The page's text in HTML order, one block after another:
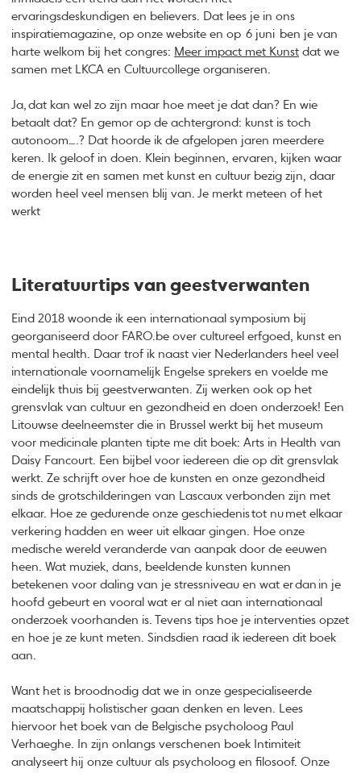
ervaringsdeskundigen en believers. Dat lees je in ons
inspiratiemagazine, op onze website en op 6 juni ben je van
harte welkom bij het congres: Meer impact met Kunst dat we
samen met LKCA en Cultuurcollege organiseren.
Ja, dat kan wel zo zijn maar hoe meet je dat dan? En wie
betaalt dat? En gemor op de achtergrond: kunst is toch
autonoom….? Dat hoorde ik de afgelopen jaren meerdere
keren. Ik geloof in doen. Klein beginnen, ervaren, kijken waar
de energie zit en samen met kunst en cultuur bezig zijn, daar
worden heel veel mensen blij van. Je merkt meteen of het
werkt
Literatuurtips van geestverwanten
Eind 2018 woonde ik een internationaal symposium bij
georganiseerd door FARO.be over cultureel erfgoed, kunst en
mental health. Daar trof ik naast vier Nederlanders heel veel
internationale voornamelijk Engelse sprekers en voelde me
eindelijk thuis bij geestverwanten. Zij werken ook op het
grensvlak van cultuur en gezondheid en doen onderzoek! Een
Litouwse deelneemster die in Brussel werkt bij het museum
voor medicinale planten tipte me dit boek: Arts in Health van
Daisy Fancourt. Een bijbel voor iedereen die op dit grensvlak
werkt. Ze schrijft over hoe de kunsten en onze gezondheid
sinds de grotschilderingen van Lascaux verbonden zijn met
elkaar. Hoe ze gedurende onze geschiedenis tot nu met elkaar
verkering hadden en weer uit elkaar gingen. Hoe onze
medische wereld veranderde van aanpak door de eeuwen
heen. Wat muziek, dans, beeldende kunsten kunnen
betekenen voor daling van je stressniveau en wat er dan in je
hoofd gebeurt en vooral wat er al niet aan internationaal
onderzoek voorhanden is. Tevens tips hoe je interventies opzet
en hoe je ze kunt meten. Sindsdien raad ik iedereen dit boek
aan.
Want het is broodnodig dat we in onze gespecialiseerde
maatschappij holistischer gaan denken en leven. Lees
hiervoor het boek van de Belgische psycholoog Paul
Verhaeghe. In zijn onlangs verschenen boek Intimiteit
analyseert hij onze cultuur als psycholoog en filosoof. Onze